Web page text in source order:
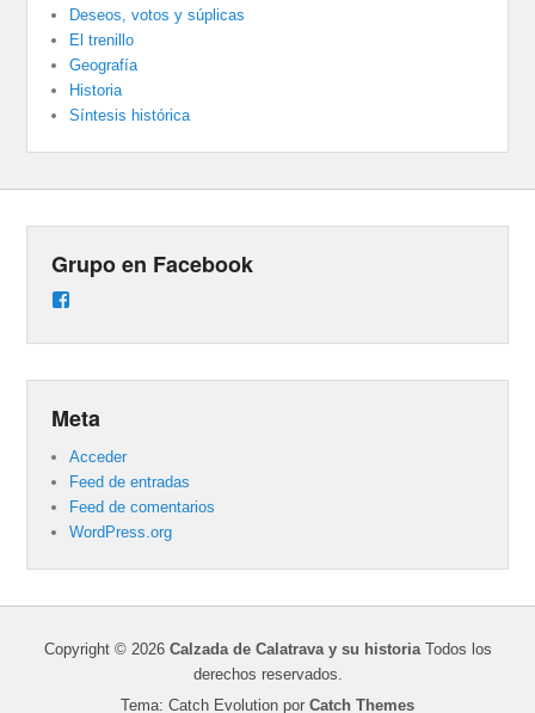
Deseos, votos y súplicas
El trenillo
Geografía
Historia
Síntesis histórica
Grupo en Facebook
Meta
Acceder
Feed de entradas
Feed de comentarios
WordPress.org
Copyright © 2026 Calzada de Calatrava y su historiaTodos los
derechos reservados.
Tema: Catch Evolution por Catch Themes